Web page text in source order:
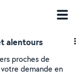
alentours
proches de
demande en